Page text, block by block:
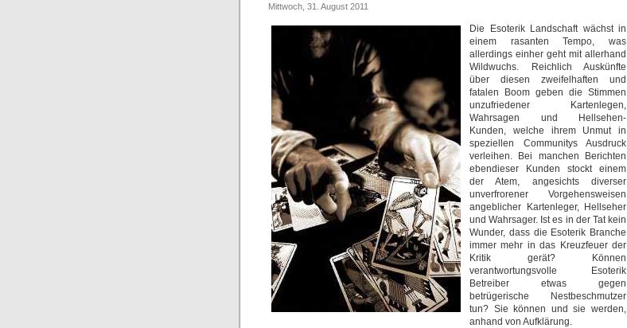
Mittwoch, 31. August 2011
Die Esoterik Landschaft wächst in
einem rasanten Tempo, was
allerdings einher geht mit allerhand
Wildwuchs. Reichlich Auskünfte
über diesen zweifelhaften und
fatalen Boom geben die Stimmen
unzufriedener Kartenlegen,
Wahrsagen und Hellsehen-
Kunden, welche ihrem Unmut in
speziellen Communitys Ausdruck
verleihen. Bei manchen Berichten
ebendieser Kunden stockt einem
der Atem, angesichts diverser
unverfrorener Vorgehensweisen
angeblicher Kartenleger, Hellseher
und Wahrsager. Ist es in der Tat kein
Wunder, dass die Esoterik Branche
immer mehr in das Kreuzfeuer der
Kritik gerät? Können
verantwortungsvolle Esoterik
Betreiber etwas gegen
betrügerische Nestbeschmutzer
tun? Sie können und sie werden,
anhand von Aufklärung.